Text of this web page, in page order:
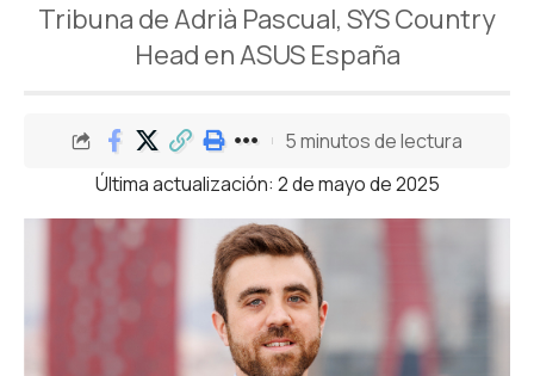
Tribuna de Adrià Pascual, SYS Country
Head en ASUS España
Última actualización: 2 de mayo de 2025
5 minutos de lectura